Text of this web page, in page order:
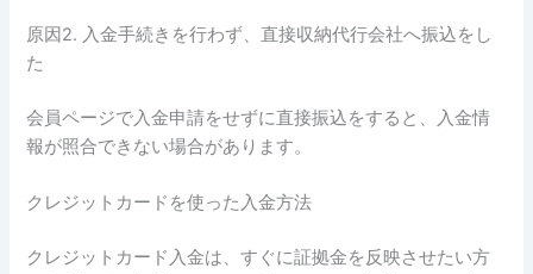
原因2. 入金手続きを行わず、直接収納代行会社へ振込をし
た
会員ページで入金申請をせずに直接振込をすると、入金情
報が照合できない場合があります。
クレジットカードを使った入金方法
クレジットカード入金は、すぐに証拠金を反映させたい方